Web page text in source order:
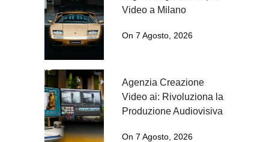
Video a Milano
On 7 Agosto, 2026
Agenzia Creazione
Video ai: Rivoluziona la
Produzione Audiovisiva
On 7 Agosto, 2026